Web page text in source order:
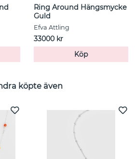
Ring Around Hängsmycke
Guld
Efva Attling
33000 kr
Köp
köpte även